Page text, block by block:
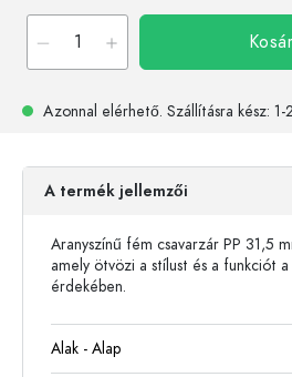
Azonnal elérhető. Szállításra kész: 1-
A termék jellemzői
Aranyszínű fém csavarzár PP 31,5
amely ötvözi a stílust és a funkciót
érdekében.
Alak - Alap